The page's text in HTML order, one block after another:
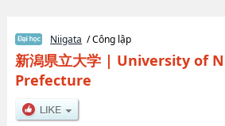
Niigata / Công lập
新潟県立大学| University of
Prefecture